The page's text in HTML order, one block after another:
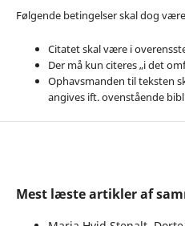
Følgende betingelser skal dog
Citatet skal være i
Der må kun citeres „i det
Ophavsmanden til teksten
angives ift. ovenstående
Mest læste artikler af